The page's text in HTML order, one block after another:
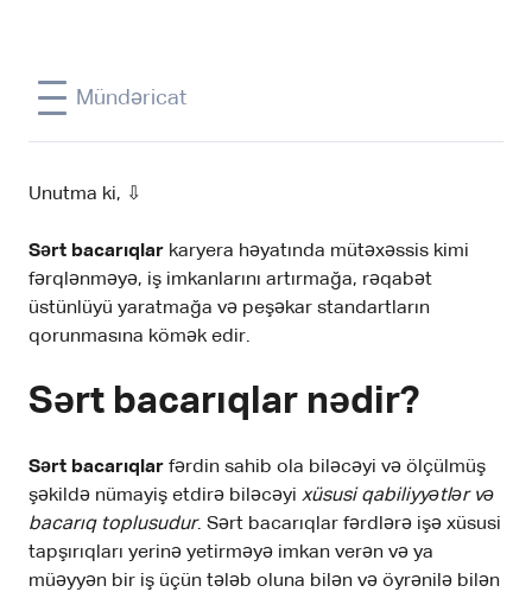
Mündəricat
Unutma ki, ⇩
Sərt bacarıqlar karyera həyatında mütəxəssis kimi
fərqlənməyə, iş imkanlarını artırmağa, rəqabət
üstünlüyü yaratmağa və peşəkar standartların
qorunmasına kömək edir.
Sərt bacarıqlar nədir?
Sərt bacarıqlar fərdin sahib ola biləcəyi və ölçülmüş
şəkildə nümayiş etdirə biləcəyi xüsusi qabiliyyətlər və
bacarıq toplusudur. Sərt bacarıqlar fərdlərə işə xüsusi
tapşırıqları yerinə yetirməyə imkan verən və ya
müəyyən bir iş üçün tələb oluna bilən və öyrənilə bilən